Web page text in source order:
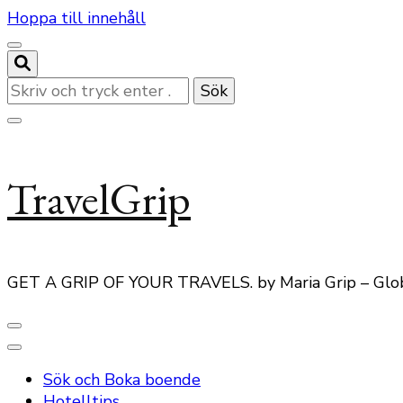
Hoppa till innehåll
Letar
du
efter
TravelGrip
GET A GRIP OF YOUR TRAVELS. by Maria Grip –
Sök och Boka boende